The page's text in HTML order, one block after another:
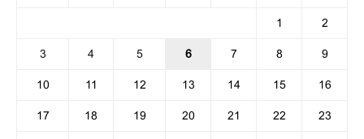
1 2
3 4 5 6 7 8 9
10 11 12 13 14 15 16
17 18 19 20 21 22 23